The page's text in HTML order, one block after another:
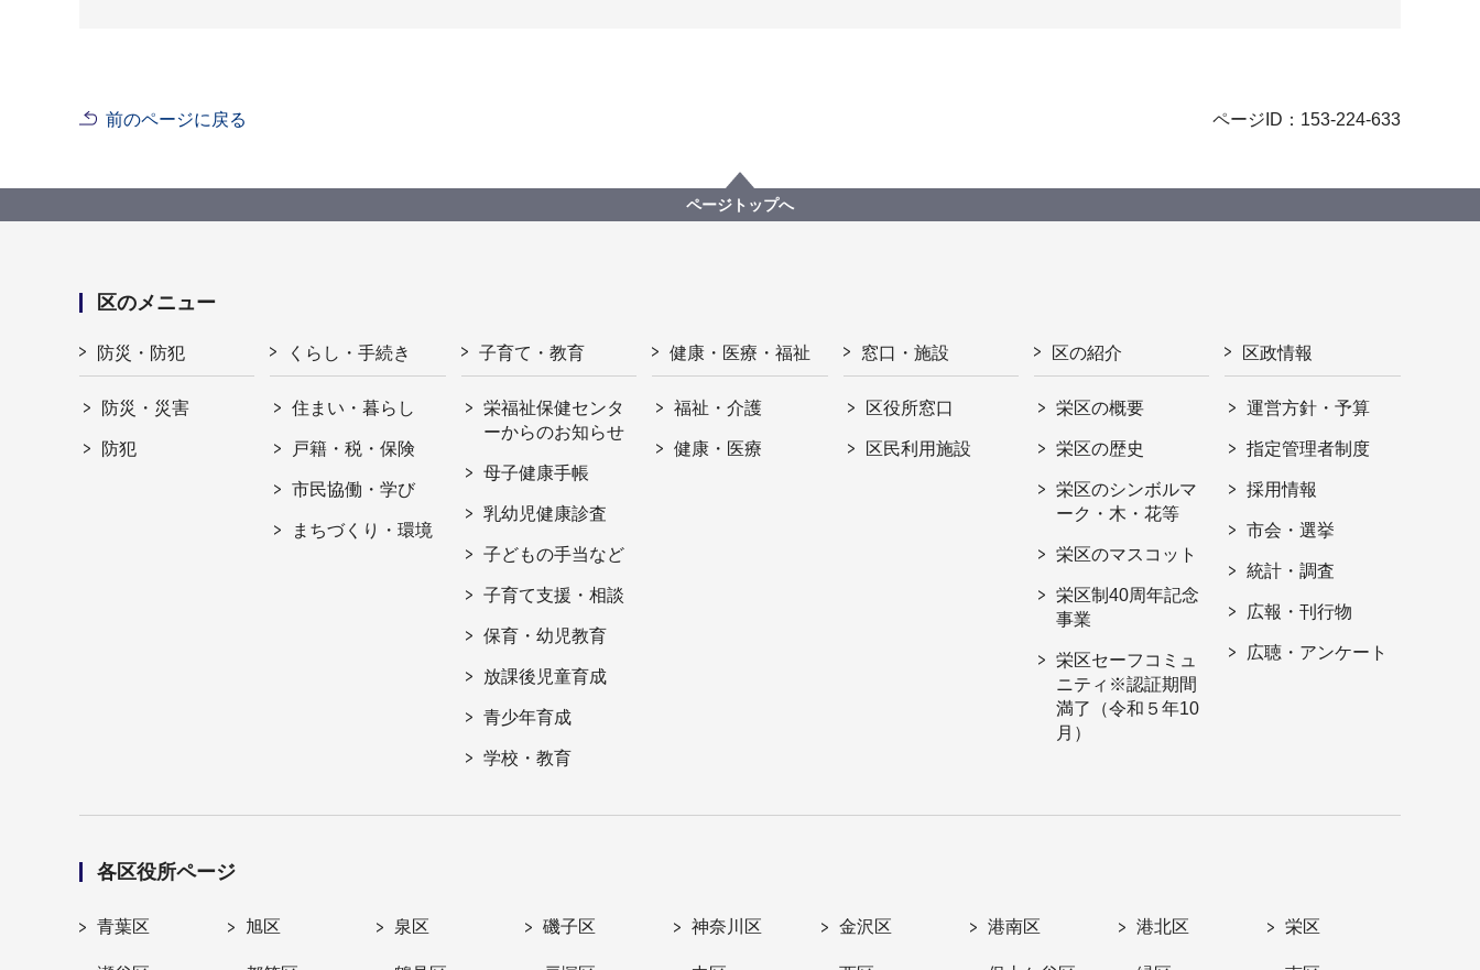
前のページに戻る ページID：153-224-633
ページトップへ
区のメニュー
防災・防犯
防災・災害
防犯
くらし・手続き
住まい・暮らし
戸籍・税・保険
市民協働・学び
まちづくり・環境
子育て・教育
栄福祉保健センタ
ーからのお知らせ
母子健康手帳
乳幼児健康診査
子どもの手当など
子育て支援・相談
保育・幼児教育
放課後児童育成
青少年育成
学校・教育
健康・医療・福祉
福祉・介護
健康・医療
窓口・施設
区役所窓口
区民利用施設
区の紹介
栄区の概要
栄区の歴史
栄区のシンボルマ
ーク・木・花等
栄区のマスコット
栄区制40周年記念
事業
栄区セーフコミュ
ニティ※認証期間
満了（令和５年10
月）
区政情報
運営方針・予算
指定管理者制度
採用情報
市会・選挙
統計・調査
広報・刊行物
広聴・アンケート
各区役所ページ
青葉区 旭区 泉区 磯子区 神奈川区 金沢区 港南区 港北区 栄区